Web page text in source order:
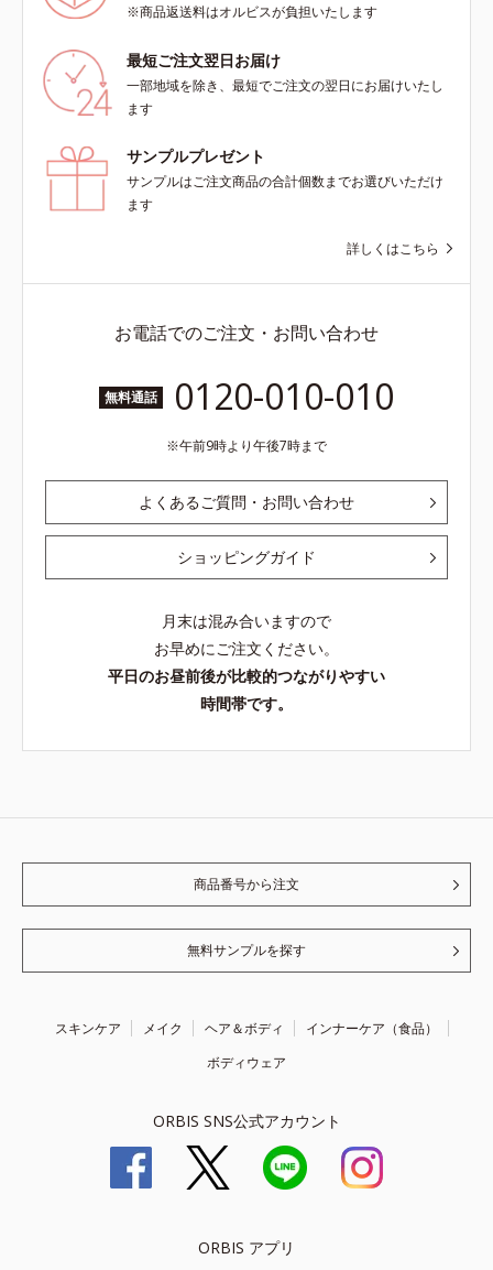
※商品返送料はオルビスが負担いたします
最短ご注文翌日お届け
一部地域を除き、最短でご注文の翌日にお届けいたし
ます
サンプルプレゼント
サンプルはご注文商品の合計個数までお選びいただけ
ます
詳しくはこちら
お電話でのご注文・お問い合わせ
無料通話 0120-010-010
午前9時より午後7時まで
よくあるご質問・お問い合わせ
ショッピングガイド
月末は混み合いますので
お早めにご注文ください。
平日のお昼前後が比較的つながりやすい
時間帯です。
商品番号から注文
無料サンプルを探す
スキンケア メイク ヘア＆ボディ
インナーケア（食品）
ボディウェア
ORBIS SNS公式アカウント
ORBIS アプリ